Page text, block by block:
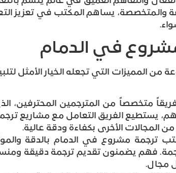
والمتخصصة، يساهم المكتب في تعزيز
في الدمام
المميزات التي تجعله الخيار الأمثل
متخصصاً من المترجمين المحترفين،
يستطيع الفريق التعامل مع مشاريع
من المجالات الأخرى بكفاءة ودقة عالية.
ترجمة مشروع في الدمام بالدقة
فهم يضمنون تقديم ترجمة دقيقة
مجال.